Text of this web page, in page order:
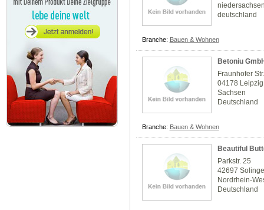
deutschland
Branche: Bauen & Wohnen
Betoniu
Fraunhofer
04178 Leipzig
Sachsen
Deutschland
Branche: Bauen & Wohnen
Beautiful
Parkstr. 25
42697
Nordrhein-
Deutschland